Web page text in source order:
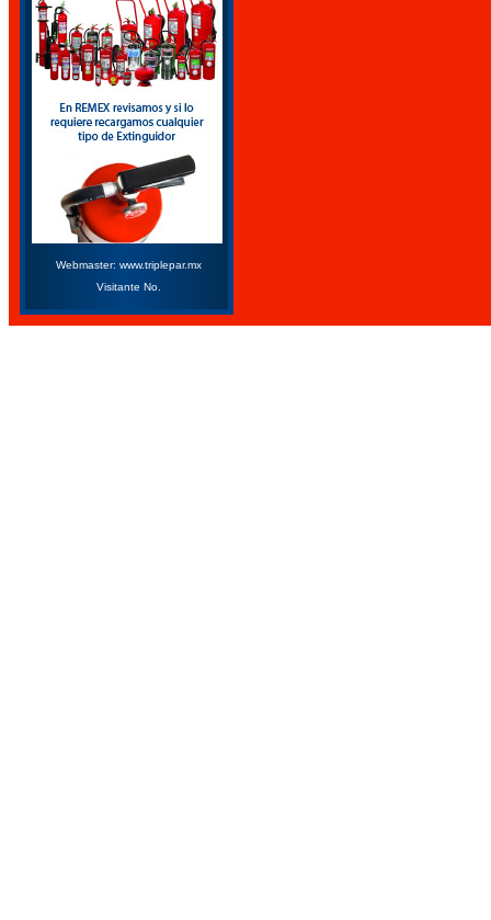
Webmaster: www.triplepar.mx
Visitante No.